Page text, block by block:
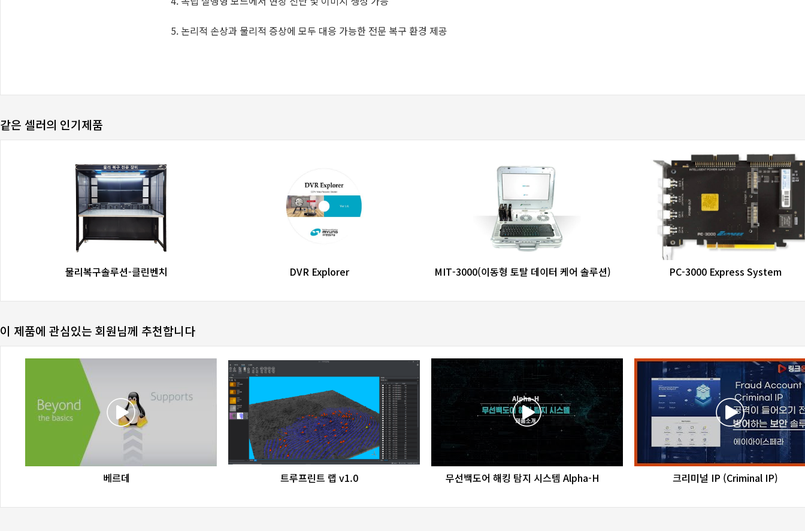
같은 셀러의 인기제품
favorite_bordershare
물리복구솔루션-클린벤치 favorite_bordershare
DVR Explorer favorite_bordershare
MIT-3000(이동형 토탈 데이터 케어 솔루션) favorite_bordershare
PC-3000 Express System
이 제품에 관심있는 회원님께 추천합니다
favorite_bordershare
베르데 favorite_border share
트루프린트 랩 v1.0 favorite_bordershare
무선백도어 해킹 탐지 시스템 Alpha-H favorite_bordershare
크리미널 IP (Criminal IP)